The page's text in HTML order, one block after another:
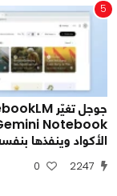
5
الأكواد وينفذها
2247
0